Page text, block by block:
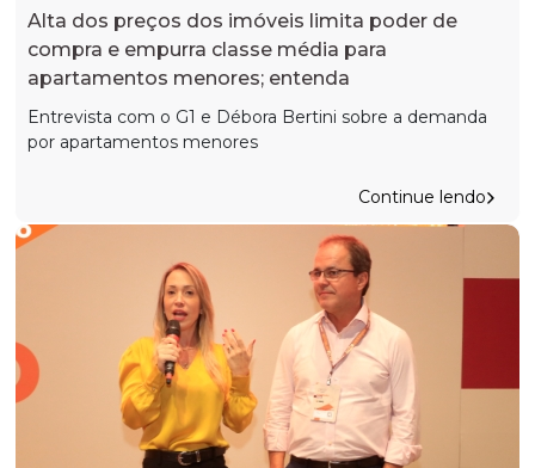
Alta dos preços dos imóveis limita poder de
compra e empurra classe média para
apartamentos menores; entenda
Entrevista com o G1 e Débora Bertini sobre a demanda
por apartamentos menores
Continue lendo